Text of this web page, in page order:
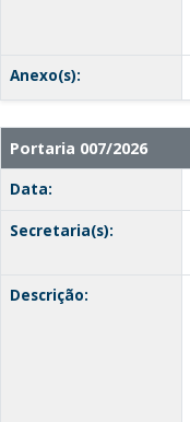
Anexo(s):
Portaria 007/2026
Data:
Secretaria(s):
Descrição: